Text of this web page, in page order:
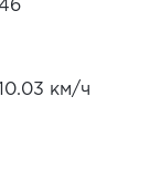
10.03 км/ч